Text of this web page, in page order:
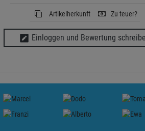
Artikelherkunft Zu teuer?
Einloggen und Bewertung